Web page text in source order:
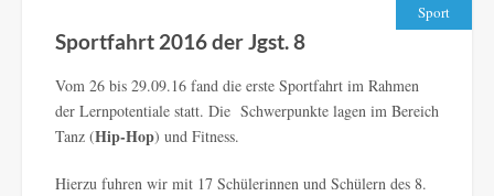
Sport
Sportfahrt 2016 der Jgst. 8
Vom 26 bis 29.09.16 fand die erste Sportfahrt im Rahmen
der Lernpotentiale statt. Die Schwerpunkte lagen im Bereich
Tanz (Hip-Hop) und Fitness.
Hierzu fuhren wir mit 17 Schülerinnen und Schülern des 8.